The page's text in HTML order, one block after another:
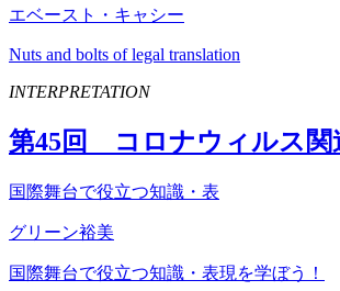
エベースト・キャシー
Nuts and bolts of legal translation
INTERPRETATION
第45回 コロナウィルス関
国際舞台で役立つ知識・表
グリーン裕美
国際舞台で役立つ知識・表現を学ぼう！